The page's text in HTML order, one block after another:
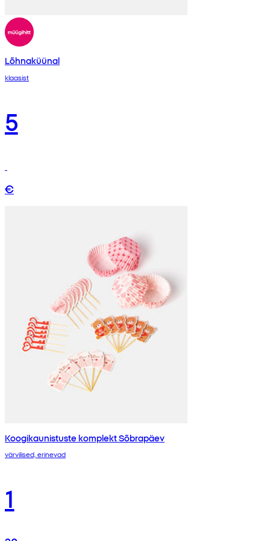
Lõhnaküünal
klaasist
5
€
Koogikaunistuste komplekt Sõbrapäev
värvilised, erinevad
1